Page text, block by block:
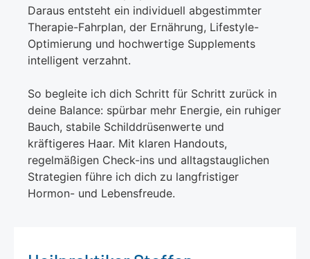
Daraus entsteht ein individuell abgestimmter
Therapie-Fahrplan, der Ernährung, Lifestyle-
Optimierung und hochwertige Supplements
intelligent verzahnt.
So begleite ich dich Schritt für Schritt zurück in
deine Balance: spürbar mehr Energie, ein ruhiger
Bauch, stabile Schilddrüsenwerte und
kräftigeres Haar. Mit klaren Handouts,
regelmäßigen Check-ins und alltagstauglichen
Strategien führe ich dich zu langfristiger
Hormon- und Lebensfreude.